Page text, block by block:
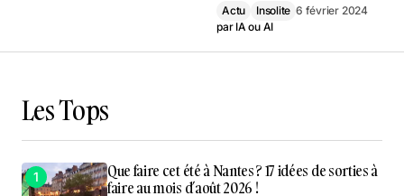
Actu Insolite 6 février 2024
par IA ou AI
Les Tops
Que faire cet été à Nantes ? 17 idées de sorties à
faire au mois d’août 2026 !